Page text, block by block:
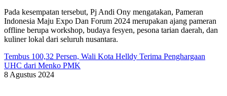
Pada kesempatan tersebut, Pj Andi Ony mengatakan, Pameran
Indonesia Maju Expo Dan Forum 2024 merupakan ajang pameran
offline berupa workshop, budaya fesyen, pesona tarian daerah, dan
kuliner lokal dari seluruh nusantara.
Tembus 100,32 Persen, Wali Kota Helldy Terima Penghargaan
UHC dari Menko PMK
8 Agustus 2024